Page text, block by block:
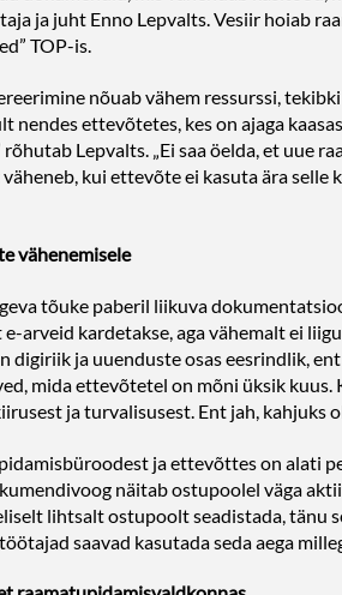
ja juht Enno Lepvalts. Vesiir hoiab
TOP-is.
nõuab vähem ressurssi,
nendes ettevõtetes, kes on ajaga
Lepvalts. „Ei saa öelda, et uue
kui ettevõte ei kasuta ära selle
vähenemisele
tõuke paberil liikuva
arveid kardetakse, aga vähemalt ei
digiriik ja uuenduste osas eesrindlik,
mida ettevõtetel on mõni üksik kuus.
ja turvalisusest. Ent jah, kahjuks
ja ettevõttes on alati
näitab ostupoolel väga
lihtsalt ostupoolt seadistada, tänu
saavad kasutada seda aega